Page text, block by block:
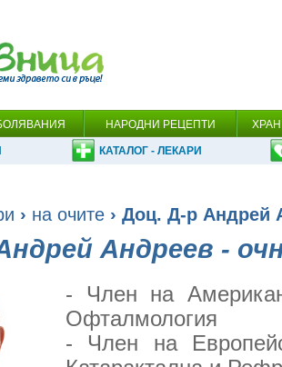
НАРОДНИ РЕЦЕПТИ
КАТАЛОГ - ЛЕКАРИ
› на очите › Доц. Д-р Андрей
Андреев -
- Член на
Офталмология
- Член на